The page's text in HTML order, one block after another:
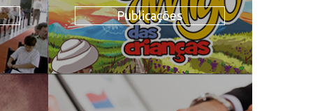
Publicações